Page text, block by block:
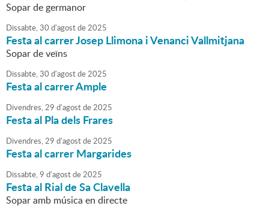
Sopar de germanor
Dissabte,30 d'agostde2025
Festa al carrer Josep Llimona i Venanci Vallmitjana
Sopar de veïns
Dissabte,30 d'agostde2025
Festa al carrer Ample
Divendres,29 d'agostde2025
Festa al Pla dels Frares
Divendres,29 d'agostde2025
Festa al carrer Margarides
Dissabte,9 d'agostde2025
Festa al Rial de Sa Clavella
Sopar amb música en directe